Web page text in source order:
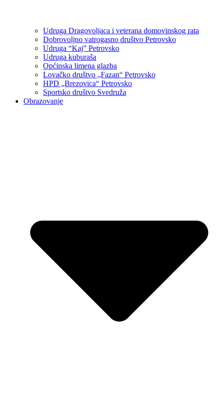
Udruga Dragovoljaca i veterana domovinskog rata
Dobrovoljno vatrogasno društvo Petrovsko
Udruga “Kaj” Petrovsko
Udruga kuburaša
Općinska limena glazba
Lovačko društvo „Fazan“ Petrovsko
HPD „Brezovica“ Petrovsko
Sportsko društvo Svedruža
Obrazovanje